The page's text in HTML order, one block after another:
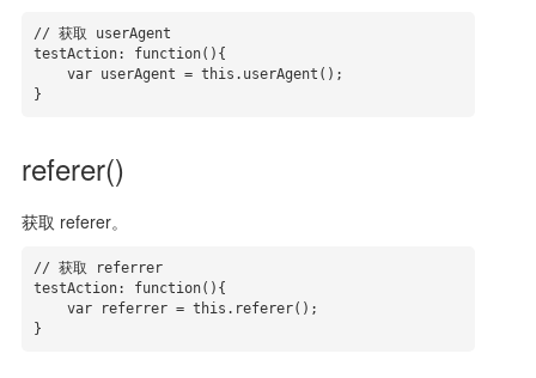
// 获取 userAgent
testAction: function(){
}
referer()
获取 referer。
// 获取 referrer
testAction: function(){
}